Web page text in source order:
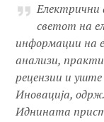
Електрични
светот на
информации на
анализи,
рецензии и уште
Иновација,
Иднината